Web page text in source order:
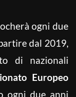
ogni due
dal 2019,
di nazionali
Europeo
ogni due anni